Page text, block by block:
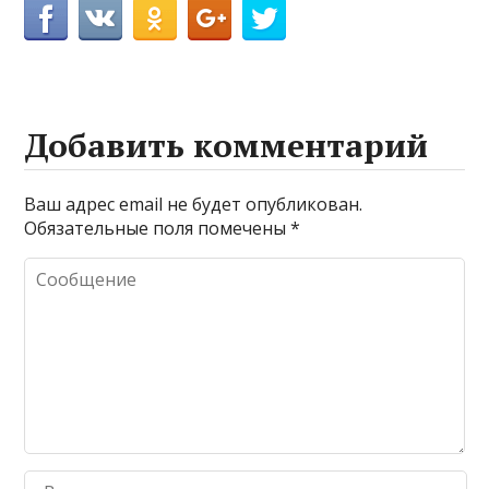
Добавить комментарий
Ваш адрес email не будет опубликован.
Обязательные поля помечены*